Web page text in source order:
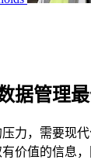
据管理
力，需要现
价值的信息